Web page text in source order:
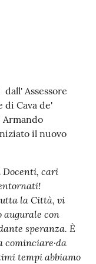
Assessore
di Cava de'
il nuovo
cari
la Città, vi
augurale con
speranza. È
cominciare·da
tempi abbiamo